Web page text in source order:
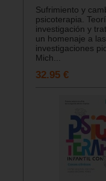
Sufrimiento y
psicoterapia.
investigación y
un homenaje a las
investigaciones
Mich...
32.95 €